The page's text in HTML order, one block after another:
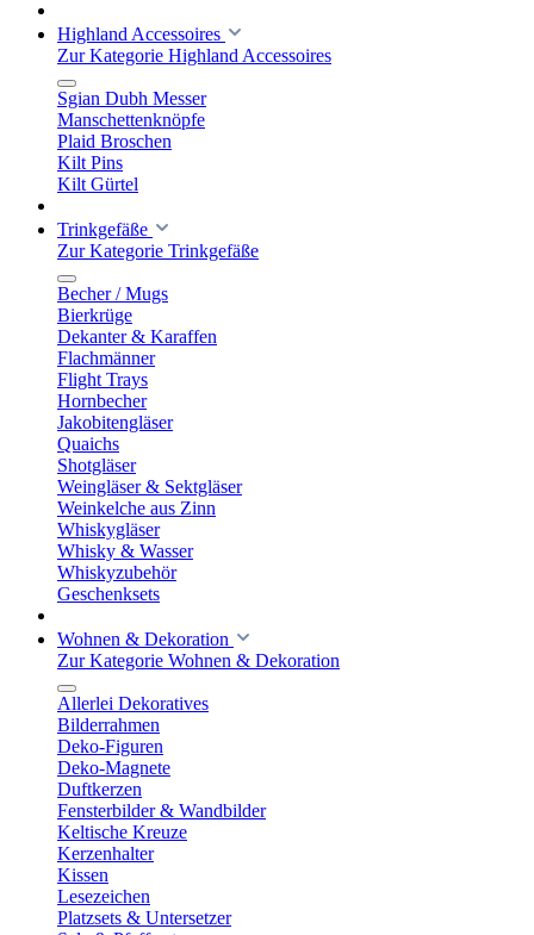
Highland Accessoires
Zur Kategorie Highland Accessoires
Sgian Dubh Messer
Manschettenknöpfe
Plaid Broschen
Kilt Pins
Kilt Gürtel
Trinkgefäße
Zur Kategorie Trinkgefäße
Becher / Mugs
Bierkrüge
Dekanter & Karaffen
Flachmänner
Flight Trays
Hornbecher
Jakobitengläser
Quaichs
Shotgläser
Weingläser & Sektgläser
Weinkelche aus Zinn
Whiskygläser
Whisky & Wasser
Whiskyzubehör
Geschenksets
Wohnen & Dekoration
Zur Kategorie Wohnen & Dekoration
Allerlei Dekoratives
Bilderrahmen
Deko-Figuren
Deko-Magnete
Duftkerzen
Fensterbilder & Wandbilder
Keltische Kreuze
Kerzenhalter
Kissen
Lesezeichen
Platzsets & Untersetzer